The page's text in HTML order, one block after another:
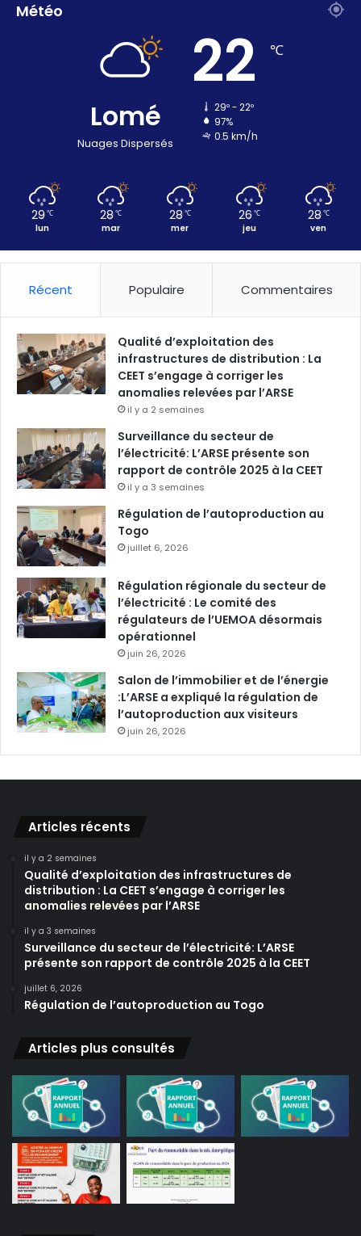
Météo
Lomé
Nuages Dispersés
22 ℃
29º - 22º
97%
0.5 km/h
29℃
lun
28℃
mar
28 ℃
mer
26 ℃
jeu
28 ℃
ven
Récent Populaire Commentaires
Qualité d’exploitation des
infrastructures de distribution : La
CEET s’engage à corriger les
anomalies relevées par l’ARSE
il y a 2 semaines
Surveillance du secteur de
l’électricité: L’ARSE présente son
rapport de contrôle 2025 à la CEET
il y a 3 semaines
Régulation de l’autoproduction au
Togo
juillet 6, 2026
Régulation régionale du secteur de
l’électricité : Le comité des
régulateurs de l’UEMOA désormais
opérationnel
juin 26, 2026
Salon de l’immobilier et de l’énergie
:L’ARSE a expliqué la régulation de
l’autoproduction aux visiteurs
juin 26, 2026
Articles récents
il y a 2 semaines
Qualité d’exploitation des infrastructures de
distribution : La CEET s’engage à corriger les
anomalies relevées par l’ARSE
il y a 3 semaines
Surveillance du secteur de l’électricité: L’ARSE
présente son rapport de contrôle 2025 à la CEET
juillet 6, 2026
Régulation de l’autoproduction au Togo
Articles plus consultés